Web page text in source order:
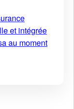
et intégrée
au moment